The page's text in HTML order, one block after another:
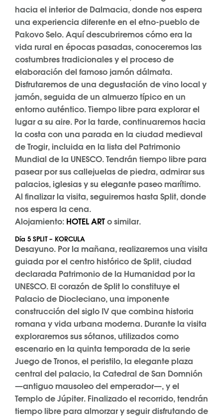
hacia el interior de Dalmacia, donde nos espera
una experiencia diferente en el etno-pueblo de
Pakovo Selo. Aquí descubriremos cómo era la
vida rural en épocas pasadas, conoceremos las
costumbres tradicionales y el proceso de
elaboración del famoso jamón dálmata.
Disfrutaremos de una degustación de vino local y
jamón, seguida de un almuerzo típico en un
entorno auténtico. Tiempo libre para explorar el
lugar a su aire. Por la tarde, continuaremos hacia
la costa con una parada en la ciudad medieval
de Trogir, incluida en la lista del Patrimonio
Mundial de la UNESCO. Tendrán tiempo libre para
pasear por sus callejuelas de piedra, admirar sus
palacios, iglesias y su elegante paseo marítimo.
Al finalizar la visita, seguiremos hasta Split, donde
nos espera la cena.
Alojamiento: HOTEL ARTo similar.
Día 5 SPLIT – KORCULA
Desayuno. Por la mañana, realizaremos una visita
guiada por el centro histórico de Split, ciudad
declarada Patrimonio de la Humanidad por la
UNESCO. El corazón de Split lo constituye el
Palacio de Diocleciano, una imponente
construcción del siglo IV que combina historia
romana y vida urbana moderna. Durante la visita
exploraremos sus sótanos, utilizados como
escenario en la quinta temporada de la serie
Juego de Tronos, el peristilo, la elegante plaza
central del palacio, la Catedral de San Domnión
—antiguo mausoleo del emperador—, y el
Templo de Júpiter. Finalizado el recorrido, tendrán
tiempo libre para almorzar y seguir disfrutando de